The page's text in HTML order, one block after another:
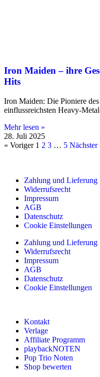
Iron Maiden – ihre
Hits
Iron Maiden: Die Pioniere
einflussreichsten Heavy-
Mehr lesen »
28. Juli 2025
« Voriger 1 2 3 … 5 Nächster
Zahlung und Lieferung
Widerrufsrecht
Impressum
AGB
Datenschutz
Cookie Einstellungen
Zahlung und Lieferung
Widerrufsrecht
Impressum
AGB
Datenschutz
Cookie Einstellungen
Kontakt
Verlage
Affiliate Programm
playbackNOTEN
Pop Trio Noten
Shop bewerten